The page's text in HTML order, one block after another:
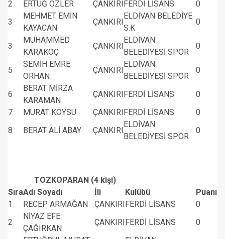
2
ERTUĞ ÖZLER ÇANKIRIFERDİ LİSANS
0
3
MEHMET EMİN
KAYACAN
ÇANKIRI
ELDİVAN BELEDİYE
S.K
0
3
MUHAMMED
KARAKOÇ
ÇANKIRI
ELDİVAN
BELEDİYESİ SPOR
0
5
SEMİH EMRE
ORHAN
ÇANKIRI
ELDİVAN
BELEDİYESİ SPOR
0
6
BERAT MİRZA
KARAMAN
ÇANKIRIFERDİ LİSANS
0
7
MURAT KÖYSU ÇANKIRIFERDİ LİSANS
0
8
BERAT ALİ ABAY ÇANKIRI
ELDİVAN
BELEDİYESİ SPOR
0
TOZKOPARAN (4 kişi)
SıraAdı Soyadı İli Kulübü
Puanı
1
RECEP ARMAĞAN ÇANKIRIFERDİ LİSANS
0
2
NİYAZ EFE
ÇAĞIRKAN
ÇANKIRIFERDİ LİSANS
0